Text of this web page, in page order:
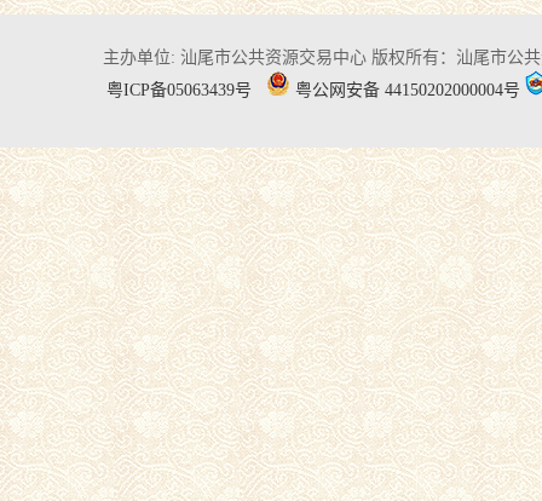
主办单位: 汕尾市公共资源交易中心 版权所有：汕尾市公
粤ICP备05063439号
粤公网安备 44150202000004号